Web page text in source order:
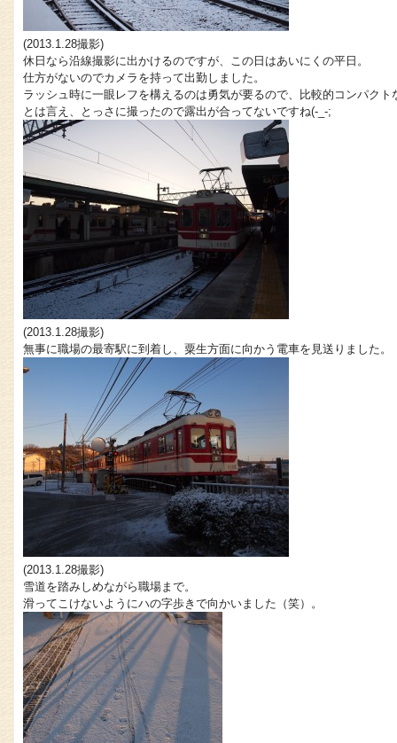
(2013.1.28撮影)
休日なら沿線撮影に出かけるのですが、この日はあいにくの平日。
仕方がないのでカメラを持って出勤しました。
ラッシュ時に一眼レフを構えるのは勇気が要るので、比較的コンパクト
とは言え、とっさに撮ったので露出が合ってないですね(-_-;
(2013.1.28撮影)
無事に職場の最寄駅に到着し、粟生方面に向かう電車を見送りました。
(2013.1.28撮影)
雪道を踏みしめながら職場まで。
滑ってこけないようにハの字歩きで向かいました（笑）。